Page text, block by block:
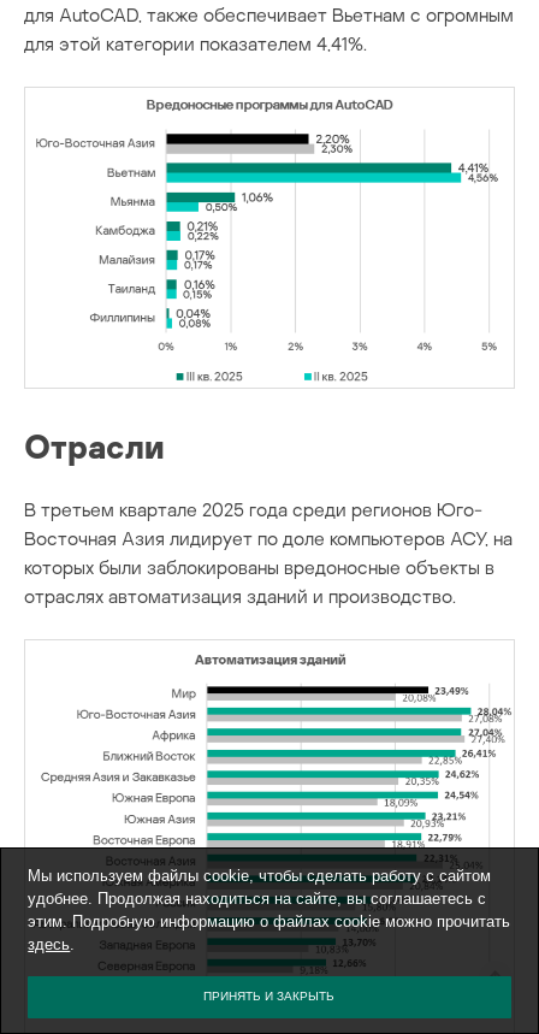
для AutoCAD, также обеспечивает Вьетнам с огромным
для этой категории показателем 4,41%.
Отрасли
В третьем квартале 2025 года среди регионов Юго-
Восточная Азия лидирует по доле компьютеров АСУ, на
которых были заблокированы вредоносные объекты в
отраслях автоматизация зданий и производство.
Мы используем файлы cookie, чтобы сделать работу с сайтом
удобнее. Продолжая находиться на сайте, вы соглашаетесь с
этим. Подробную информацию о файлах cookie можно прочитать
здесь.
ПРИНЯТЬ И ЗАКРЫТЬ